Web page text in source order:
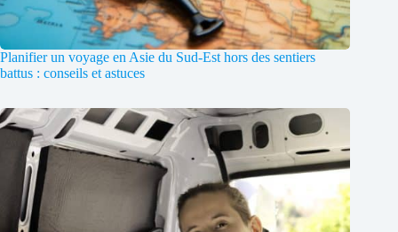
Planifier un voyage en Asie du Sud-Est hors des sentiers
battus : conseils et astuces